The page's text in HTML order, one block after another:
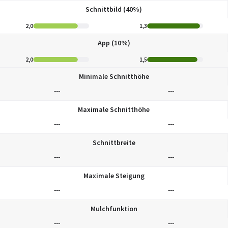
Schnittbild (40%)
2,0 1,3
App (10%)
2,0 1,5
Minimale Schnitthöhe
---
---
Maximale Schnitthöhe
---
---
Schnittbreite
---
---
Maximale Steigung
---
---
Mulchfunktion
---
---